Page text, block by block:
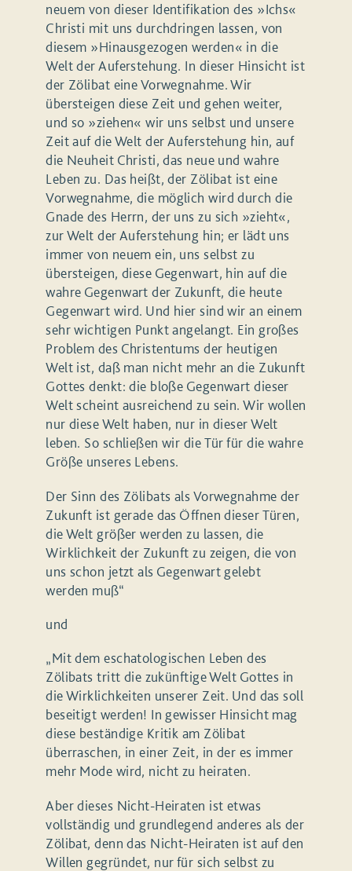
neuem von dieser Identifikation des »Ichs«
Christi mit uns durchdringen lassen, von
diesem »Hinausgezogen werden« in die
Welt der Auferstehung. In dieser Hinsicht ist
der Zölibat eine Vorwegnahme. Wir
übersteigen diese Zeit und gehen weiter,
und so »ziehen« wir uns selbst und unsere
Zeit auf die Welt der Auferstehung hin, auf
die Neuheit Christi, das neue und wahre
Leben zu. Das heißt, der Zölibat ist eine
Vorwegnahme, die möglich wird durch die
Gnade des Herrn, der uns zu sich »zieht«,
zur Welt der Auferstehung hin; er lädt uns
immer von neuem ein, uns selbst zu
übersteigen, diese Gegenwart, hin auf die
wahre Gegenwart der Zukunft, die heute
Gegenwart wird. Und hier sind wir an einem
sehr wichtigen Punkt angelangt. Ein großes
Problem des Christentums der heutigen
Welt ist, daß man nicht mehr an die Zukunft
Gottes denkt: die bloße Gegenwart dieser
Welt scheint ausreichend zu sein. Wir wollen
nur diese Welt haben, nur in dieser Welt
leben. So schließen wir die Tür für die wahre
Größe unseres Lebens.
Der Sinn des Zölibats als Vorwegnahme der
Zukunft ist gerade das Öffnen dieser Türen,
die Welt größer werden zu lassen, die
Wirklichkeit der Zukunft zu zeigen, die von
uns schon jetzt als Gegenwart gelebt
werden muß“
und
„Mit dem eschatologischen Leben des
Zölibats tritt die zukünftige Welt Gottes in
die Wirklichkeiten unserer Zeit. Und das soll
beseitigt werden! In gewisser Hinsicht mag
diese beständige Kritik am Zölibat
überraschen, in einer Zeit, in der es immer
mehr Mode wird, nicht zu heiraten.
Aber dieses Nicht-Heiraten ist etwas
vollständig und grundlegend anderes als der
Zölibat, denn das Nicht-Heiraten ist auf den
Willen gegründet, nur für sich selbst zu